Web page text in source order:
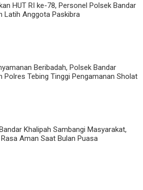
HUT RI ke-78, Personel Polsek Bandar
Latih Anggota Paskibra
Beribadah, Polsek Bandar
Polres Tebing Tinggi Pengamanan Sholat
Khalipah Sambangi Masyarakat,
Aman Saat Bulan Puasa